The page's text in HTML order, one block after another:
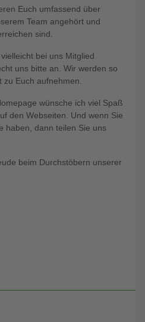
Euch umfassend über
Team angehört und
sind.
bei uns Mitglied
uns bitte an. Wir werden so
Euch aufnehmen.
wünsche ich viel Spaß
den Webseiten. Und wenn Sie
haben, dann teilen Sie uns
beim Durchstöbern unserer